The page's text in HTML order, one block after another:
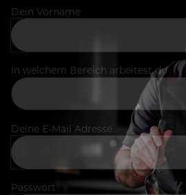
Dein Vorname
In welchem Bereich arbeitest du
Deine E-Mail Adresse
Passwort